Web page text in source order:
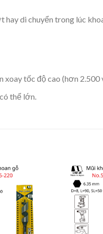
di chuyển trong lúc
xoay tốc độ cao (hơn 2.500
thể lớn.